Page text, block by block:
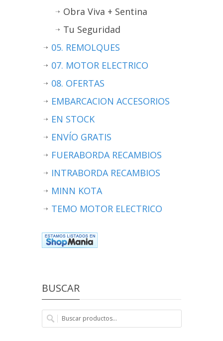
Obra Viva + Sentina
Tu Seguridad
05. REMOLQUES
07. MOTOR ELECTRICO
08. OFERTAS
EMBARCACION ACCESORIOS
EN STOCK
ENVÍO GRATIS
FUERABORDA RECAMBIOS
INTRABORDA RECAMBIOS
MINN KOTA
TEMO MOTOR ELECTRICO
BUSCAR